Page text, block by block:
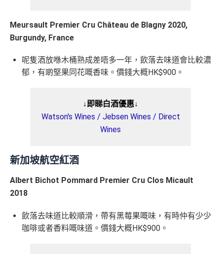
Meursault Premier Cru Château de Blagny 2020,
Burgundy, France
呢隻酒放喺木桶熟成差唔多一年，飲落去味道會比較濃
郁，有啲堅果同花嘅香味。價錢大概HK$900。
↓即睇白酒優惠↓
Watson's Wines / Jebsen Wines / Direct
Wines
新加坡航空紅酒
Albert Bichot Pommard Premier Cru Clos Micault
2018
飲落去味道比較順滑，帶有黑莓果嘅味，有時仲有少少
咖啡或者香料嘅味道。價錢大概HK$900。